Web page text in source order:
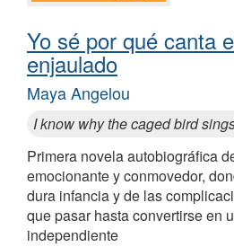
Yo sé por qué canta
enjaulado
Maya Angelou
I know why the caged bird
Primera novela autobiográfica
emocionante y conmovedor,
dura infancia y de las
que pasar hasta convertirse en
independiente